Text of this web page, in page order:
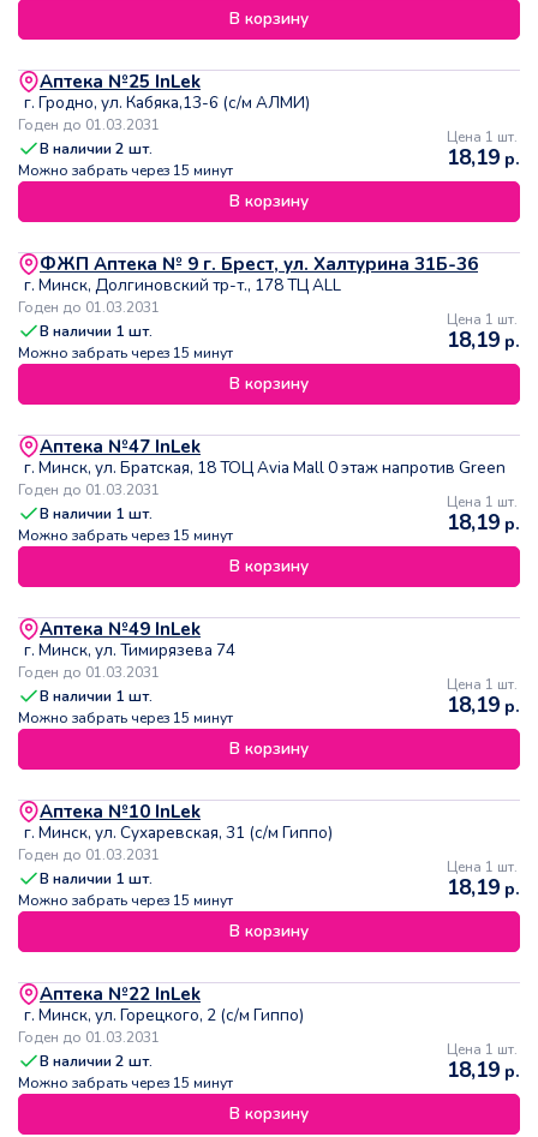
В корзину
Аптека №25 InLek
г. Гродно, ул. Кабяка,13-6 (с/м АЛМИ)
Годен до 01.03.2031
В наличии2 шт.
Можно забрать через 15 минут
Цена 1 шт.
18,19 р.
В корзину
ФЖП Аптека № 9 г. Брест, ул. Халтурина 31Б-36
г. Минск, Долгиновский тр-т., 178 ТЦ ALL
Годен до 01.03.2031
В наличии 1 шт.
Можно забрать через 15 минут
Цена 1 шт.
18,19 р.
В корзину
Аптека №47 InLek
г. Минск, ул. Братская, 18 ТОЦ Avia Mall 0 этаж напротив Green
Годен до 01.03.2031
В наличии 1 шт.
Можно забрать через 15 минут
Цена 1 шт.
18,19 р.
В корзину
Аптека №49 InLek
г. Минск, ул. Тимирязева 74
Годен до 01.03.2031
В наличии 1 шт.
Можно забрать через 15 минут
Цена 1 шт.
18,19 р.
В корзину
Аптека №10 InLek
г. Минск, ул. Сухаревская, 31 (с/м Гиппо)
Годен до 01.03.2031
В наличии 1 шт.
Можно забрать через 15 минут
Цена 1 шт.
18,19 р.
В корзину
Аптека №22 InLek
г. Минск, ул. Горецкого, 2 (с/м Гиппо)
Годен до 01.03.2031
В наличии2 шт.
Можно забрать через 15 минут
Цена 1 шт.
18,19 р.
В корзину